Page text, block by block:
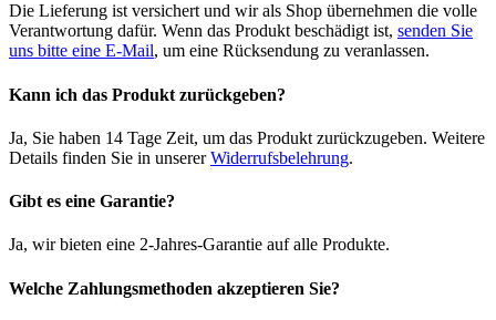
Die Lieferung ist versichert und wir als Shop übernehmen die volle
Verantwortung dafür. Wenn das Produkt beschädigt ist, senden Sie
uns bitte eine E-Mail, um eine Rücksendung zu veranlassen.
Kann ich das Produkt zurückgeben?
Ja, Sie haben 14 Tage Zeit, um das Produkt zurückzugeben. Weitere
Details finden Sie in unsererWiderrufsbelehrung.
Gibt es eine Garantie?
Ja, wir bieten eine 2-Jahres-Garantie auf alle Produkte.
Welche Zahlungsmethoden akzeptieren Sie?